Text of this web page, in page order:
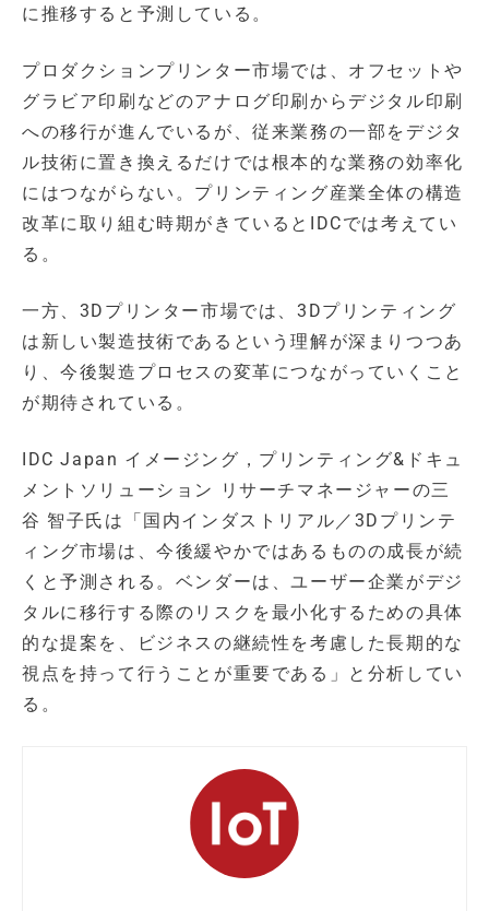
に推移すると予測している。
プロダクションプリンター市場では、オフセットや
グラビア印刷などのアナログ印刷からデジタル印刷
への移行が進んでいるが、従来業務の一部をデジタ
ル技術に置き換えるだけでは根本的な業務の効率化
にはつながらない。プリンティング産業全体の構造
改革に取り組む時期がきているとIDCでは考えてい
る。
一方、3Dプリンター市場では、3Dプリンティング
は新しい製造技術であるという理解が深まりつつあ
り、今後製造プロセスの変革につながっていくこと
が期待されている。
IDC Japan イメージング，プリンティング&ドキュ
メントソリューション リサーチマネージャーの三
谷 智子氏は「国内インダストリアル／3Dプリンテ
ィング市場は、今後緩やかではあるものの成長が続
くと予測される。ベンダーは、ユーザー企業がデジ
タルに移行する際のリスクを最小化するための具体
的な提案を、ビジネスの継続性を考慮した長期的な
視点を持って行うことが重要である」と分析してい
る。